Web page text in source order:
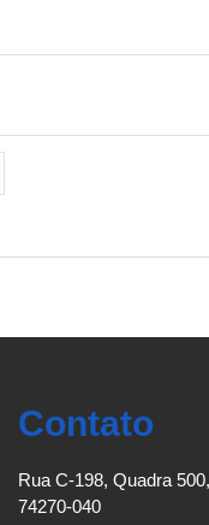
página
Contato
Rua C-198, Quadra
74270-040